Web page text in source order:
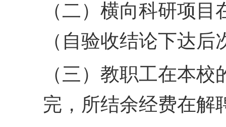
（二）横向科研项
（自验收结论下达
（三）教职工在本
完，所结余经费在解